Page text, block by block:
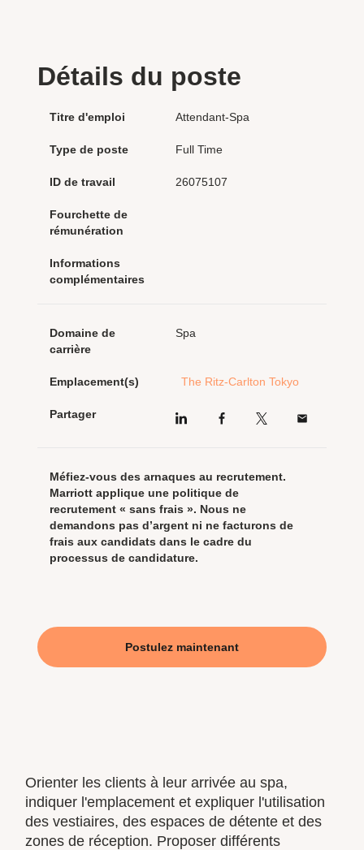
Orienter les clients à leur arrivée au spa,
indiquer l'emplacement et expliquer l'utilisation
des vestiaires, des espaces de détente et des
zones de réception. Proposer différents
Détails du poste
Titre d'emploi Attendant-Spa
Type de poste Full Time
ID de travail 26075107
Fourchette de
rémunération
Informations
complémentaires
Domaine de
carrière
Spa
Emplacement(s) The Ritz-Carlton Tokyo
Partager
Méfiez-vous des arnaques au recrutement.
Marriott applique une politique de
recrutement « sans frais ». Nous ne
demandons pas d’argent ni ne facturons de
frais aux candidats dans le cadre du
processus de candidature.
Postulez maintenant